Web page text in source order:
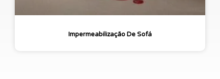
Impermeabilização De Sofá